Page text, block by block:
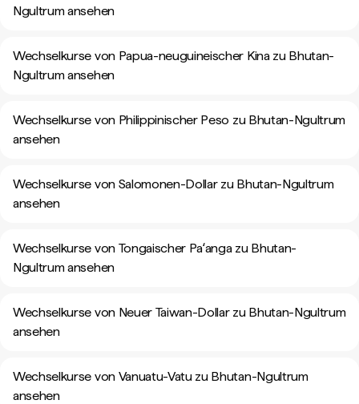
Ngultrum ansehen
Wechselkurse von Papua-neuguineischer Kina zu Bhutan-
Ngultrum ansehen
Wechselkurse von Philippinischer Peso zu Bhutan-Ngultrum
ansehen
Wechselkurse von Salomonen-Dollar zu Bhutan-Ngultrum
ansehen
Wechselkurse von Tongaischer Paʻanga zu Bhutan-
Ngultrum ansehen
Wechselkurse von Neuer Taiwan-Dollar zu Bhutan-Ngultrum
ansehen
Wechselkurse von Vanuatu-Vatu zu Bhutan-Ngultrum
ansehen